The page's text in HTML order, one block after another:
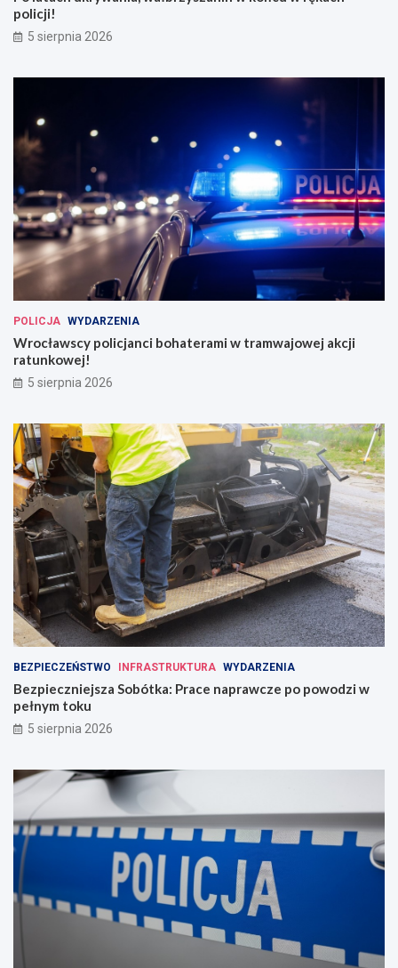
policji!
5 sierpnia 2026
POLICJA WYDARZENIA
Wrocławscy policjanci bohaterami w tramwajowej akcji
ratunkowej!
5 sierpnia 2026
BEZPIECZEŃSTWO INFRASTRUKTURA WYDARZENIA
Bezpieczniejsza Sobótka: Prace naprawcze po powodzi w
pełnym toku
5 sierpnia 2026